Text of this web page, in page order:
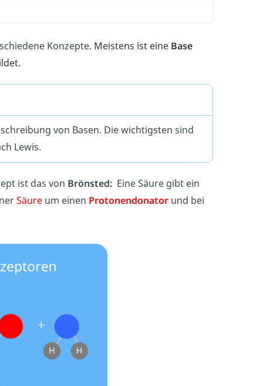
Konzepte. Meistens ist eine Base
von Basen. Die wichtigsten sind
Lewis.
ist das von Brönsted: Eine Säure gibt ein
Säure um einen Protonendonator und bei